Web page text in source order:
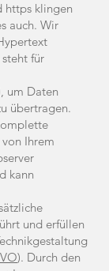
https klingen
auch. Wir
für
um Daten
übertragen.
Ihrem
kann
und erfüllen
). Durch den